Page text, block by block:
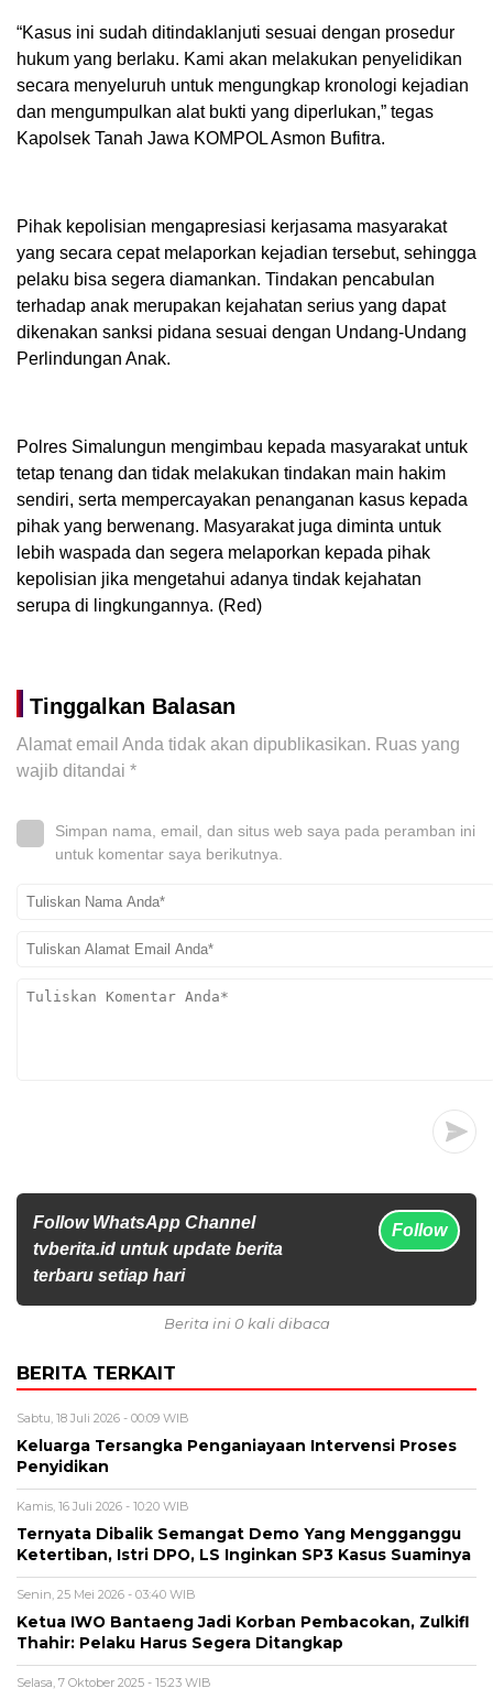
“Kasus ini sudah ditindaklanjuti sesuai dengan prosedur
hukum yang berlaku. Kami akan melakukan penyelidikan
secara menyeluruh untuk mengungkap kronologi kejadian
dan mengumpulkan alat bukti yang diperlukan,” tegas
Kapolsek Tanah Jawa KOMPOL Asmon Bufitra.
Pihak kepolisian mengapresiasi kerjasama masyarakat
yang secara cepat melaporkan kejadian tersebut, sehingga
pelaku bisa segera diamankan. Tindakan pencabulan
terhadap anak merupakan kejahatan serius yang dapat
dikenakan sanksi pidana sesuai dengan Undang-Undang
Perlindungan Anak.
Polres Simalungun mengimbau kepada masyarakat untuk
tetap tenang dan tidak melakukan tindakan main hakim
sendiri, serta mempercayakan penanganan kasus kepada
pihak yang berwenang. Masyarakat juga diminta untuk
lebih waspada dan segera melaporkan kepada pihak
kepolisian jika mengetahui adanya tindak kejahatan
serupa di lingkungannya. (Red)
Tinggalkan Balasan
Alamat email Anda tidak akan dipublikasikan. Ruas yang
wajib ditandai *
Simpan nama, email, dan situs web saya pada peramban ini
untuk komentar saya berikutnya.
Follow WhatsApp Channel
tvberita.id untuk update berita
terbaru setiap hari
Follow
Berita ini 0 kali dibaca
BERITA TERKAIT
Sabtu, 18 Juli 2026 - 00:09 WIB
Keluarga Tersangka Penganiayaan Intervensi Proses
Penyidikan
Kamis, 16 Juli 2026 - 10:20 WIB
Ternyata Dibalik Semangat Demo Yang Mengganggu
Ketertiban, Istri DPO, LS Inginkan SP3 Kasus Suaminya
Senin, 25 Mei 2026 - 03:40 WIB
Ketua IWO Bantaeng Jadi Korban Pembacokan, Zulkifl
Thahir: Pelaku Harus Segera Ditangkap
Selasa, 7 Oktober 2025 - 15:23 WIB